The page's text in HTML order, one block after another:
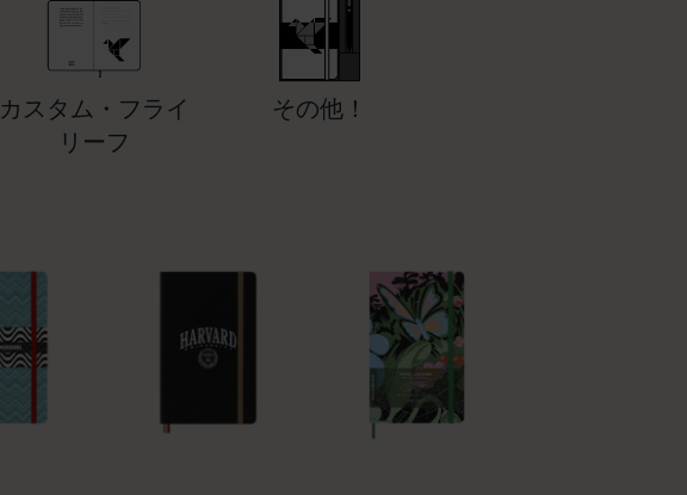
カスタム・フライ
リーフ
その他！